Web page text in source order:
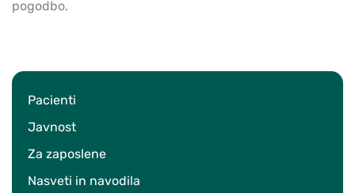
Pacienti
Javnost
Za zaposlene
Nasveti in navodila
pogodbo.